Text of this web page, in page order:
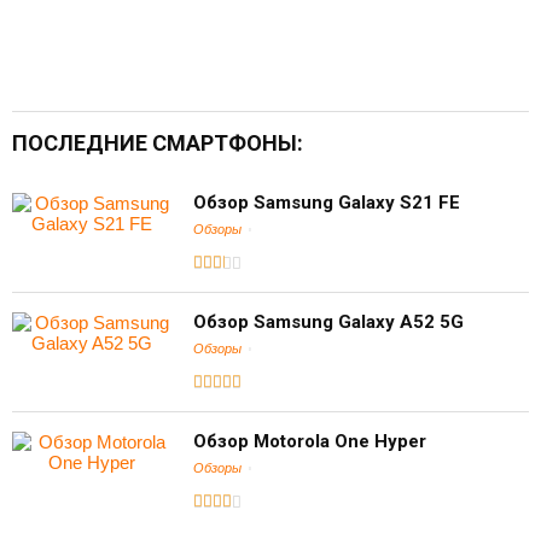
ПОСЛЕДНИЕ СМАРТФОНЫ:
Обзор Samsung Galaxy S21 FE
Обзоры
Обзор Samsung Galaxy A52 5G
Обзоры
Обзор Motorola One Hyper
Обзоры